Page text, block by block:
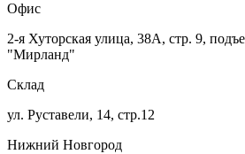
Офис
2-я Хуторская улица, 38А, стр. 9,
"Мирланд"
Склад
ул. Руставели, 14, стр.12
Нижний Новгород